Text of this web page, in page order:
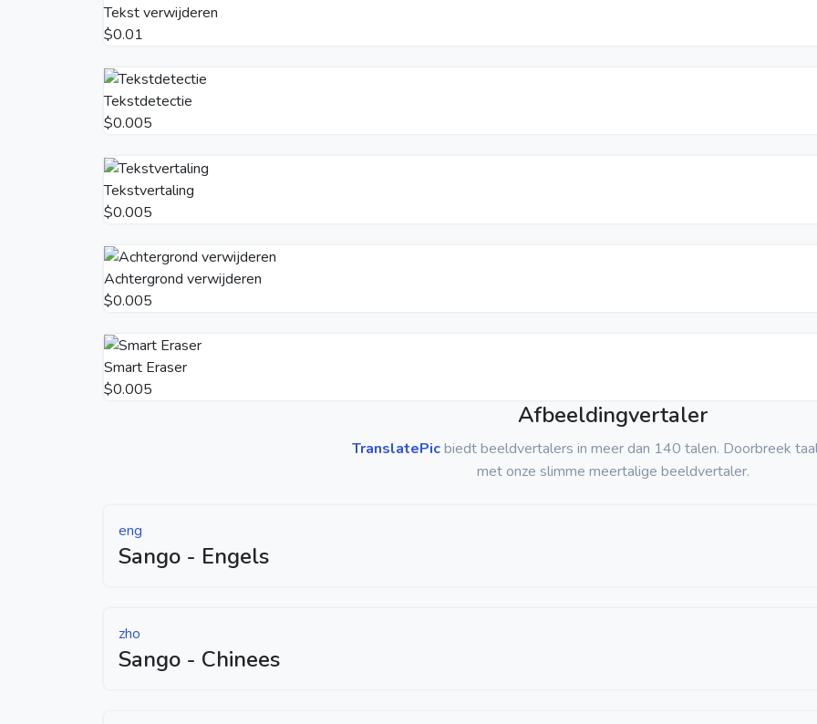
Tekst verwijderen
$0.01
Tekstdetectie
$0.005
Tekstvertaling
$0.005
Achtergrond verwijderen
$0.005
Smart Eraser
$0.005
Afbeeldingvertaler
TranslatePicbiedt beeldvertalers in meer dan 140 talen. Doorbreek
met onze slimme meertalige beeldvertaler.
eng
Sango - Engels
zho
Sango - Chinees